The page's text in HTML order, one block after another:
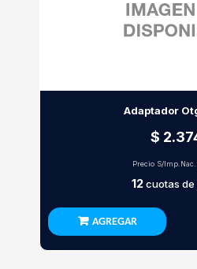
Adaptador
$
Precio S/Imp.Nac.
12cuotas de
AGREGAR